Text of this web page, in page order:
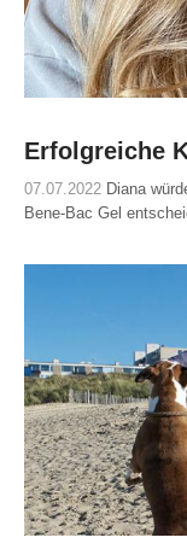
Erfolgreiche
07.07.2022 Diana
Bene-Bac Gel